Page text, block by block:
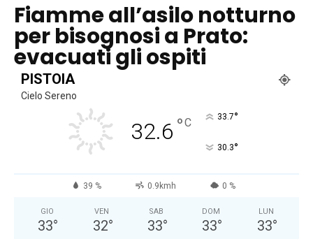
Fiamme all’asilo notturno
per bisognosi a Prato:
evacuati gli ospiti
PISTOIA
Cielo Sereno
32.6 °C 33.7°
30.3°
39 % 0.9kmh 0 %
GIO
33°
VEN
32°
SAB
33°
DOM
33°
LUN
33°